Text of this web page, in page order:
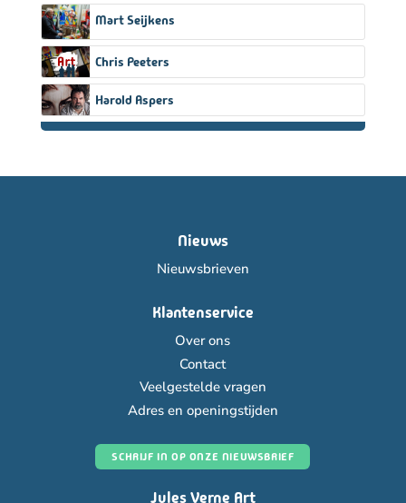
Mart Seijkens
Chris Peeters
Harold Aspers
Nieuws
Nieuwsbrieven
Klantenservice
Over ons
Contact
Veelgestelde vragen
Adres en openingstijden
SCHRIJF IN OP ONZE NIEUWSBRIEF
Jules Verne Art